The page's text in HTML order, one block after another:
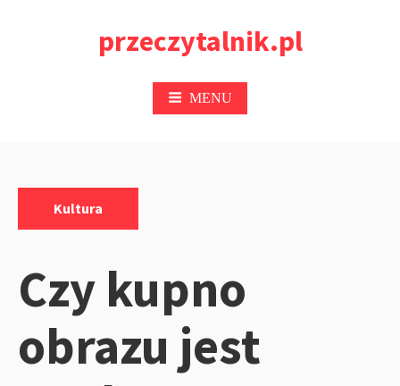
przeczytalnik.pl
MENU
Kultura
Czy kupno
obrazu jest